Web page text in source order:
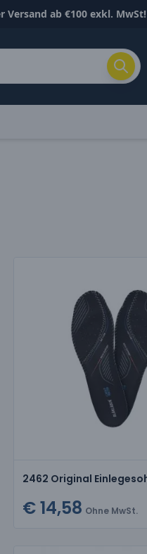
Versand ab €100 exkl. MwSt!
€ 14,58 Ohne MwSt.